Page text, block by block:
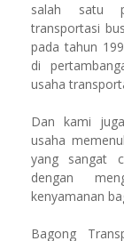
salah satu
transportasi
pada tahun
di
usaha
Dan kami
usaha
yang sangat
dengan
kenyamanan
Bagong